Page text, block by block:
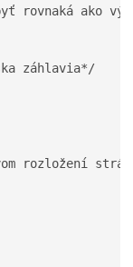
rovnaká ako
záhlavia*/
rozložení